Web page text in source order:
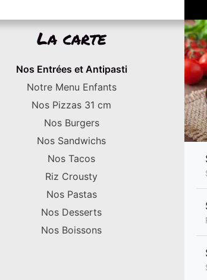
La carte
Nos Entrées et Antipasti
Notre Menu Enfants
Nos Pizzas 31 cm
Nos Burgers
Nos Sandwichs
Nos Tacos
Riz Crousty
Nos Pastas
Nos Desserts
Nos Boissons